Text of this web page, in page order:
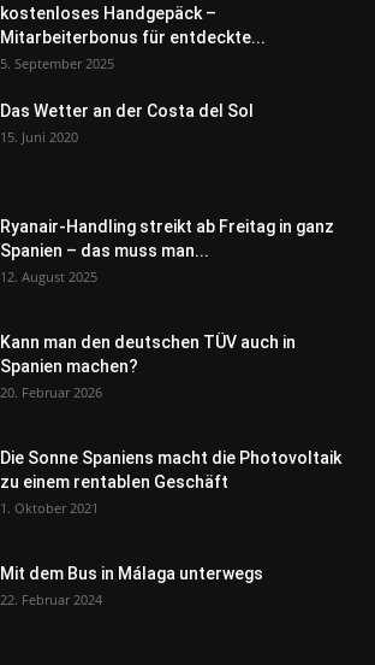
kostenloses Handgepäck –
Mitarbeiterbonus für entdeckte...
5. September 2025
Das Wetter an der Costa del Sol
15. Juni 2020
Ryanair-Handling streikt ab Freitag in ganz
Spanien – das muss man...
12. August 2025
Kann man den deutschen TÜV auch in
Spanien machen?
20. Februar 2026
Die Sonne Spaniens macht die Photovoltaik
zu einem rentablen Geschäft
1. Oktober 2021
Mit dem Bus in Málaga unterwegs
22. Februar 2024